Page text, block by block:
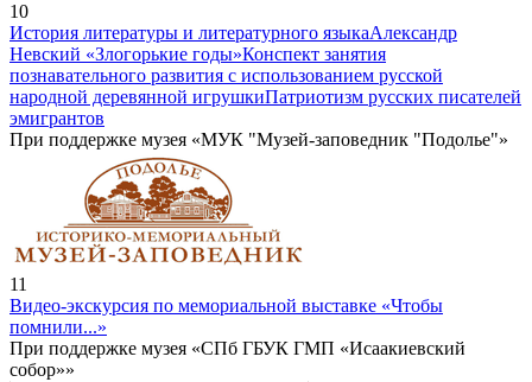
10
История литературы и литературного языкаАлександр
Невский «Злогорькие годы»Конспект занятия
познавательного развития с использованием русской
народной деревянной игрушкиПатриотизм русских писателей
эмигрантов
При поддержке музея «МУК "Музей-заповедник "Подолье"»
11
Видео-экскурсия по мемориальной выставке «Чтобы
помнили...»
При поддержке музея «СПб ГБУК ГМП «Исаакиевский
собор»»